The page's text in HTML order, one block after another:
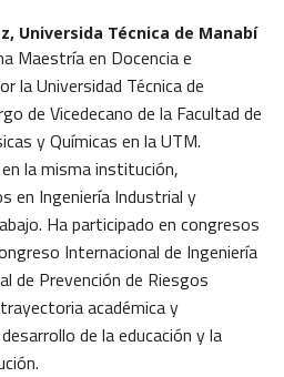
Universida Técnica de Manabí
Maestría en Docencia e
la Universidad Técnica de
de Vicedecano de la Facultad de
y Químicas en la UTM.
la misma institución,
en Ingeniería Industrial y
Ha participado en congresos
Internacional de Ingeniería
de Prevención de Riesgos
académica y
de la educación y la